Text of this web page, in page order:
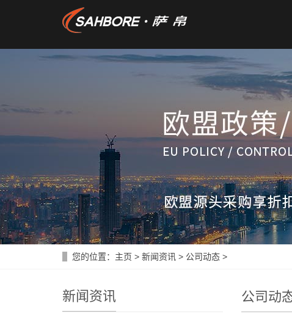
您的位置： 主页 > 新闻资讯 > 公司动态 >
公司动
新闻资讯